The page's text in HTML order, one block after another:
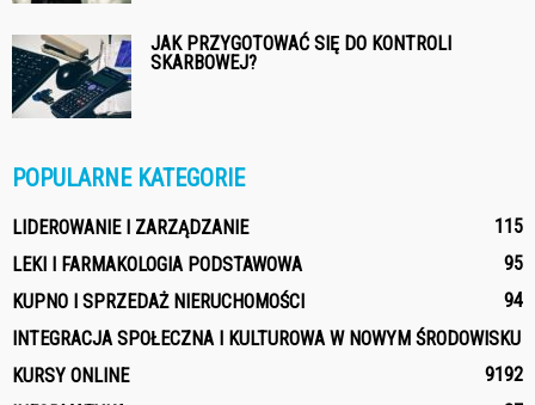
JAK PRZYGOTOWAĆ SIĘ DO KONTROLI
SKARBOWEJ?
POPULARNE KATEGORIE
LIDEROWANIE I ZARZĄDZANIE
115
LEKI I FARMAKOLOGIA PODSTAWOWA
95
KUPNO I SPRZEDAŻ NIERUCHOMOŚCI
94
INTEGRACJA SPOŁECZNA I KULTUROWA W NOWYM ŚRODOWISKU
92
KURSY ONLINE
91